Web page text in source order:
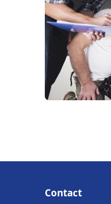
Contact